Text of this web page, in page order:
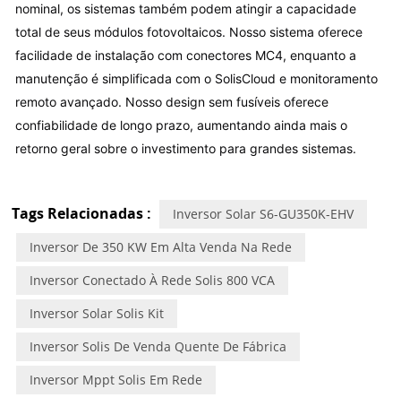
nominal, os sistemas também podem atingir a capacidade
total de seus módulos fotovoltaicos. Nosso sistema oferece
facilidade de instalação com conectores MC4, enquanto a
manutenção é simplificada com o SolisCloud e monitoramento
remoto avançado. Nosso design sem fusíveis oferece
confiabilidade de longo prazo, aumentando ainda mais o
retorno geral sobre o investimento para grandes sistemas.
Tags Relacionadas :
Inversor Solar S6-GU350K-EHV
Inversor De 350 KW Em Alta Venda Na Rede
Inversor Conectado À Rede Solis 800 VCA
Inversor Solar Solis Kit
Inversor Solis De Venda Quente De Fábrica
Inversor Mppt Solis Em Rede